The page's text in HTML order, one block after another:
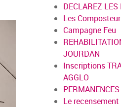
DECLAREZ
Les
Campagne Feu
JOURDAN
Inscriptions
AGGLO
Le